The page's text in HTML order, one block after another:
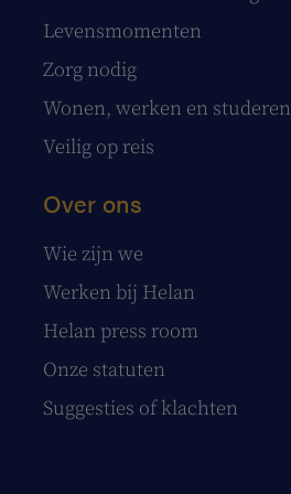
Levensmomenten
Zorg nodig
Wonen, werken en studeren
Veilig op reis
Over ons
Wie zijn we
Werken bij Helan
Helan press room
Onze statuten
Suggesties of klachten